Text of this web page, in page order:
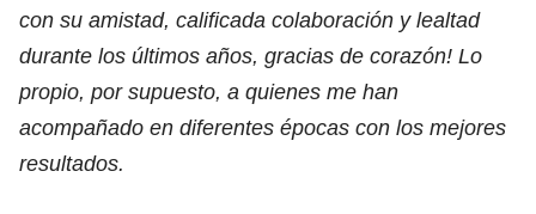
con su amistad, calificada colaboración y lealtad
durante los últimos años, gracias de corazón! Lo
propio, por supuesto, a quienes me han
acompañado en diferentes épocas con los mejores
resultados.